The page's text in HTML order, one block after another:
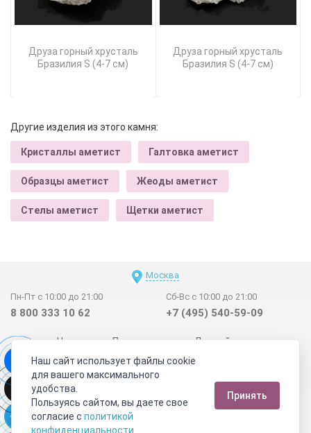
Друза горный хрусталь
Бразилия S (4-7 см)
Друза горный хрусталь
Бразилия S (4-7 см)
Другие изделия из этого камня:
Кристаллы аметист Галтовка аметист
Образцы аметист Жеоды аметист
Стелы аметист Щетки аметист
Москва
Пн-Пт с 10:00 до 21:00
8 800 333 10 62
Сб-Вс с 10:00 до 21:00
+7 (495) 540-59-09
Новинки Поставщикам
Личный счет
Договор-оферта
О нас
Наши магазины
Отзывы покупателей
Сертификаты
Статьи
Обратная связь
Видео о камнях СОУТ
Телеграм
Max
Наш сайт использует файлы cookie
для вашего максимального
удобства.
Пользуясь сайтом, вы даете свое
согласие с политикой
конфиденциальности
Принять